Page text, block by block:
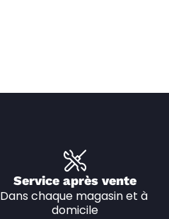
Service après vente
Dans chaque magasin et à
domicile